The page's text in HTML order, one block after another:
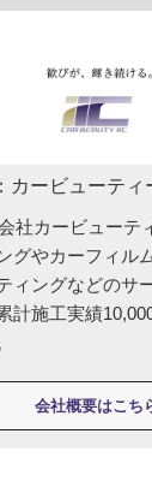
カービューティ
社カービューテ
グやカーフィル
ィングなどのサ
計施工実績
会社概要はこち